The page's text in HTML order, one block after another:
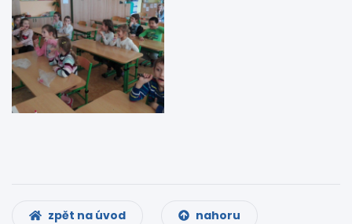
zpět na úvod nahoru